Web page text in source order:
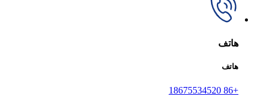
هاتف
هاتف
+86 18675534520